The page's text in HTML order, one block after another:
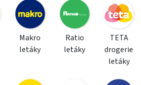
Makro
letáky
Ratio
letáky
TETA
drogerie
letáky